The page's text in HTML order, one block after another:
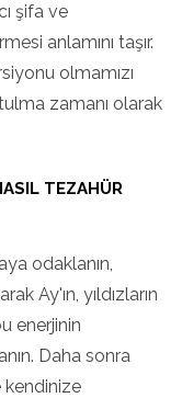
şifa ve
anlamını taşır.
olmamızı
zamanı olarak
TEZAHÜR
odaklanın,
Ay'ın, yıldızların
enerjinin
Daha sonra
kendinize